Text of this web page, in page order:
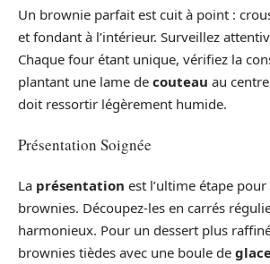
Un brownie parfait est cuit à point :
et fondant à l’intérieur. Surveillez
Chaque four étant unique, vérifiez la
plantant une lame de couteau au
doit ressortir légèrement humide.
Présentation Soignée
La présentation est l’ultime étape
brownies. Découpez-les en carrés
harmonieux. Pour un dessert plus
brownies tièdes avec une boule de